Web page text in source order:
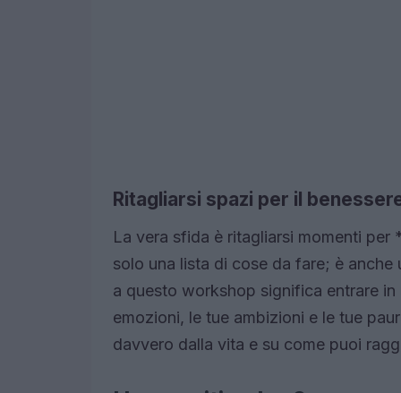
Ritagliarsi spazi per il
La vera sfida è ritagliarsi momenti
solo una lista di cose da fare; è anche
a questo workshop significa entrare
emozioni, le tue ambizioni e le tue
davvero dalla vita e su come puoi